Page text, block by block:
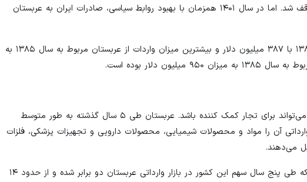
۱۳۰ میلیون دلار رسید. از سال ۱۳۹۵ تا ۱۴۰۰ نیز صادرات تقریباً متوقف شد. اما در سال ۱۴۰۱ همزمان با بهبود روابط سیاسی، صادرات ایران به عربستان
بنابراین بیشترین میزان صادرات ایران به عربستان مربوط به سال ۱۳۸۷ با ۳۸۷ میلیون دلار و بیشترین میزان واردات از عربستان مربوط به سال ۱۳۸۵ به
در این میان نگاهی به شرکای تجاری اصلی و نیاز بازار عربستان نیز می‌تواند برای تجار کمک کننده باشد. عربستان طی ۵ سال گذشته به طور متوسط
وارداتی آن را مواد و محصولات شیمیایی، محصولات دارویی و تجهیزات پزشکی، فلزات
می‌دهند.
همچنین چین بزرگترین شریک وارداتی عربستان در سال ۲۰۲۲ بوده که طی پنج سال سهم این کشور در بازار وارداتی عربستان دو برابر شده و از حدود ۱۴